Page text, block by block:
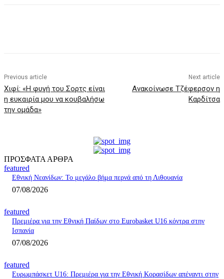
Previous article
Χιφί: «Η φυγή του Σορτς είναι
η ευκαιρία μου να κουβαλήσω
την ομάδα»
Next article
Ανακοίνωσε Τζέφερσον η
Καρδίτσα
ΠΡΟΣΦΑΤΑ ΑΡΘΡΑ
featured
Εθνική Νεανίδων: Το μεγάλο βήμα περνά από τη Λιθουανία
07/08/2026
featured
Πρεμιέρα για την Εθνική Παίδων στο Eurobasket U16 κόντρα στην
Ισπανία
07/08/2026
featured
Ευρωμπάσκετ U16: Πρεμιέρα για την Εθνική Κορασίδων απέναντι στην